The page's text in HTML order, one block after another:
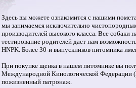
Здесь вы можете ознакомится с нашими
мы занимаемся исключительно
производителей высокого класса. Все
тестирование родителей дает нам
HNPK. Более 30-и выпускников питомника
При покупке щенка в нашем питомнике вы
Международной Кинологической Федерации
пожизненный патронаж.